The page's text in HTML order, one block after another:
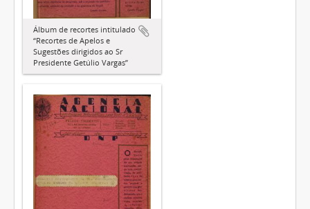
Álbum de recortes intitulado
“Recortes de Apelos e
Sugestões dirigidos ao Sr
Presidente Getúlio Vargas”